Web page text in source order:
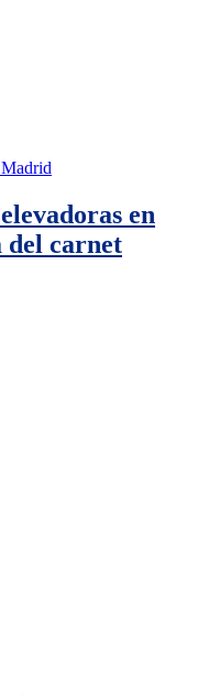
en
del carnet